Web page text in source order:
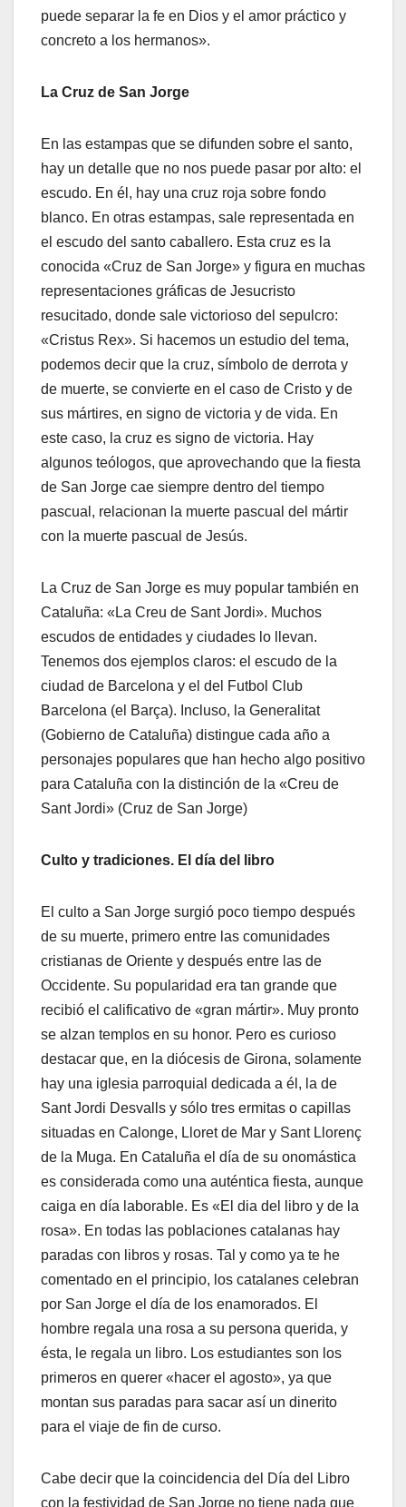
puede separar la fe en Dios y el amor práctico y
concreto a los hermanos».
La Cruz de San Jorge
En las estampas que se difunden sobre el santo,
hay un detalle que no nos puede pasar por alto: el
escudo. En él, hay una cruz roja sobre fondo
blanco. En otras estampas, sale representada en
el escudo del santo caballero. Esta cruz es la
conocida «Cruz de San Jorge» y figura en muchas
representaciones gráficas de Jesucristo
resucitado, donde sale victorioso del sepulcro:
«Cristus Rex». Si hacemos un estudio del tema,
podemos decir que la cruz, símbolo de derrota y
de muerte, se convierte en el caso de Cristo y de
sus mártires, en signo de victoria y de vida. En
este caso, la cruz es signo de victoria. Hay
algunos teólogos, que aprovechando que la fiesta
de San Jorge cae siempre dentro del tiempo
pascual, relacionan la muerte pascual del mártir
con la muerte pascual de Jesús.
La Cruz de San Jorge es muy popular también en
Cataluña: «La Creu de Sant Jordi». Muchos
escudos de entidades y ciudades lo llevan.
Tenemos dos ejemplos claros: el escudo de la
ciudad de Barcelona y el del Futbol Club
Barcelona (el Barça). Incluso, la Generalitat
(Gobierno de Cataluña) distingue cada año a
personajes populares que han hecho algo positivo
para Cataluña con la distinción de la «Creu de
Sant Jordi» (Cruz de San Jorge)
Culto y tradiciones. El día del libro
El culto a San Jorge surgió poco tiempo después
de su muerte, primero entre las comunidades
cristianas de Oriente y después entre las de
Occidente. Su popularidad era tan grande que
recibió el calificativo de «gran mártir». Muy pronto
se alzan templos en su honor. Pero es curioso
destacar que, en la diócesis de Girona, solamente
hay una iglesia parroquial dedicada a él, la de
Sant Jordi Desvalls y sólo tres ermitas o capillas
situadas en Calonge, Lloret de Mar y Sant Llorenç
de la Muga. En Cataluña el día de su onomástica
es considerada como una auténtica fiesta, aunque
caiga en día laborable. Es «El dia del libro y de la
rosa». En todas las poblaciones catalanas hay
paradas con libros y rosas. Tal y como ya te he
comentado en el principio, los catalanes celebran
por San Jorge el día de los enamorados. El
hombre regala una rosa a su persona querida, y
ésta, le regala un libro. Los estudiantes son los
primeros en querer «hacer el agosto», ya que
montan sus paradas para sacar así un dinerito
para el viaje de fin de curso.
Cabe decir que la coincidencia del Día del Libro
con la festividad de San Jorge no tiene nada que